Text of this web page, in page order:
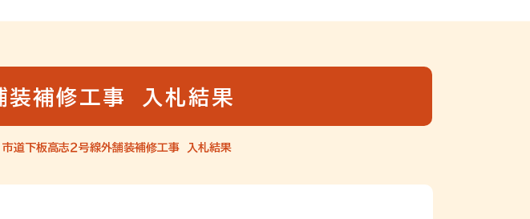
装補修工事 入札結果
市道下板高志２号線外舗装補修工事 入札結果